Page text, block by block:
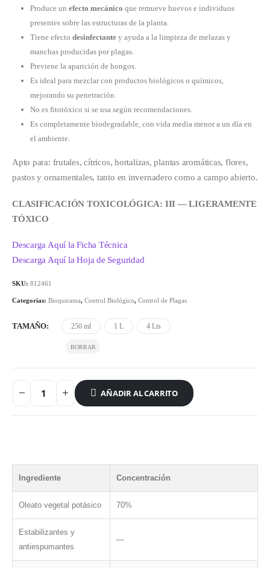
Produce un efecto mecánico que remueve huevos e individuos
presentes sobre las estructuras de la planta.
Tiene efecto desinfectantey ayuda a la limpieza de melazas y
manchas producidas por plagas.
Previene la aparición de hongos.
Es ideal para mezclar con productos biológicos o químicos,
mejorando su penetración.
No es fitotóxico si se usa según recomendaciones.
Es completamente biodegradable, con vida media menor a un día en
el ambiente.
Apto para: frutales, cítricos, hortalizas, plantas aromáticas, flores,
pastos y ornamentales, tanto en invernadero como a campo abierto.
CLASIFICACIÓN TOXICOLÓGICA: III — LIGERAMENTE
TÓXICO
Descarga Aquí la Ficha Técnica
Descarga Aquí la Hoja de Seguridad
SKU: 812461
Categorías: Bioquirama, Control Biológico, Control de Plagas
TAMAÑO 250 ml 1 L 4 Lts
AÑADIR AL CARRITO
Ingrediente Concentración
Oleato vegetal potásico 70%
Estabilizantes y
antiespumantes
—